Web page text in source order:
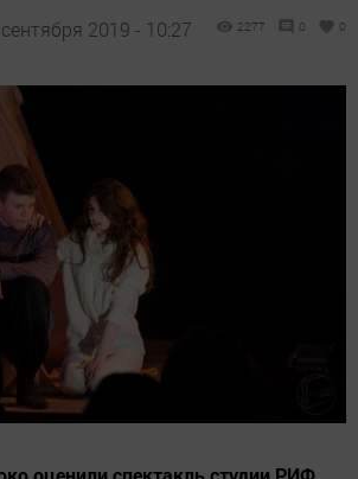
2019 - 10:27 2277 0 0